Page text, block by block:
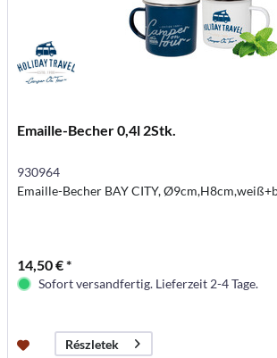
Emaille-Becher 0,4l 2Stk.
930964
Emaille-Becher BAY CITY,
14,50 € *
Sofort versandfertig. Lieferzeit 2-4 Tage.
Részletek